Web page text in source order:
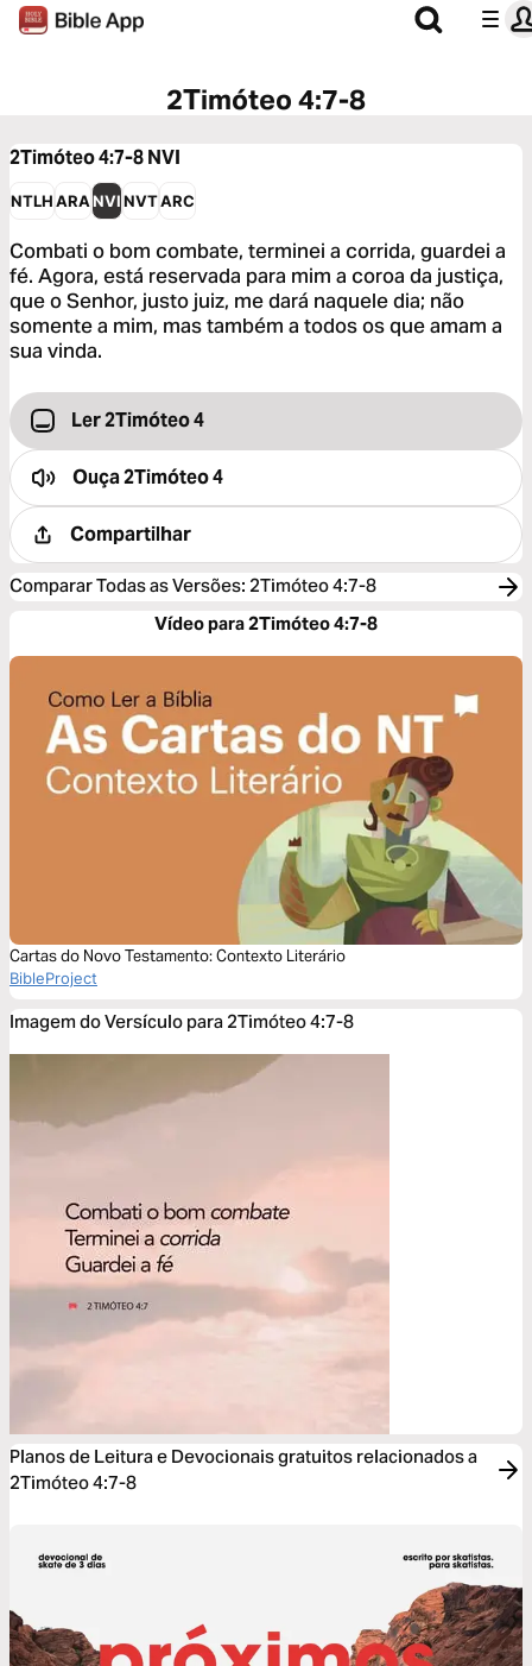
2Timóteo 4:7-8
2Timóteo 4:7-8NVI
NTLHARANVINVTARC
Combati o bom combate, terminei a corrida, guardei a
fé. Agora, está reservada para mim a coroa da justiça,
que o Senhor, justo juiz, me dará naquele dia; não
somente a mim, mas também a todos os que amam a
sua vinda.
Ler 2Timóteo 4
Ouça2Timóteo 4
Compartilhar
Comparar Todas as Versões: 2Timóteo 4:7-8
Vídeo para 2Timóteo 4:7-8
Cartas do Novo Testamento: Contexto Literário
BibleProject
Imagem do Versículo para 2Timóteo 4:7-8
Planos de Leitura e Devocionais gratuitos relacionados a
2Timóteo 4:7-8